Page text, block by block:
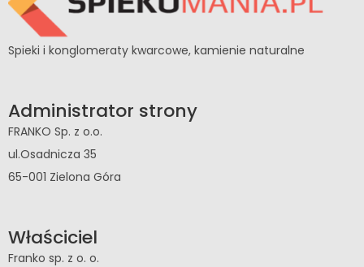
Spieki i konglomeraty kwarcowe, kamienie naturalne
Administrator strony
FRANKO Sp. z o.o.
ul.Osadnicza 35
65-001 Zielona Góra
Właściciel
Franko sp. z o. o.